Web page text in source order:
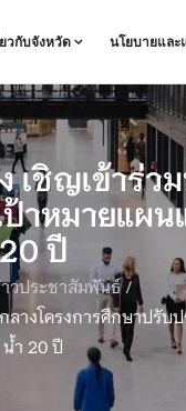
วกับจังหวัด นโยบายและ
เชิญเข้าร่
าหมายแผ
20 ปี
วประชาสัมพันธ์/
งโครงการศึกษาปรั
น้ำ 20 ปี